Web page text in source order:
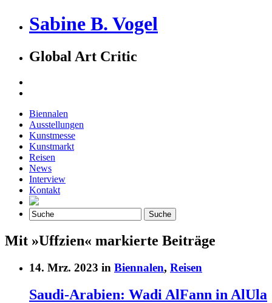
Sabine B. Vogel
Global Art Critic
Biennalen
Ausstellungen
Kunstmesse
Kunstmarkt
Reisen
News
Interview
Kontakt
Mit »Uffzien« markierte Beiträge
14. Mrz. 2023 in Biennalen, Reisen
Saudi-Arabien: Wadi AlFann in AlUla